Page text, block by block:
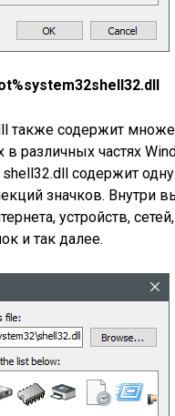
также содержит
различных частях
shell32.dll содержит
значков. Внутри
устройств,
и так далее.